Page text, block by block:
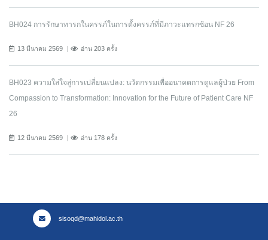
BH024 การรักษาทารกในครรภ์ในการตั้งครรภ์ที่มีภาวะแทรกซ้อน NF 26
13 มีนาคม 2569 อ่าน 203 ครั้ง
BH023 ความใส่ใจสู่การเปลี่ยนแปลง: นวัตกรรมเพื่ออนาคตการดูแลผู้ป่วย From
Compassion to Transformation: Innovation for the Future of Patient Care NF
26
12 มีนาคม 2569 อ่าน 178 ครั้ง
sisoqd@mahidol.ac.th